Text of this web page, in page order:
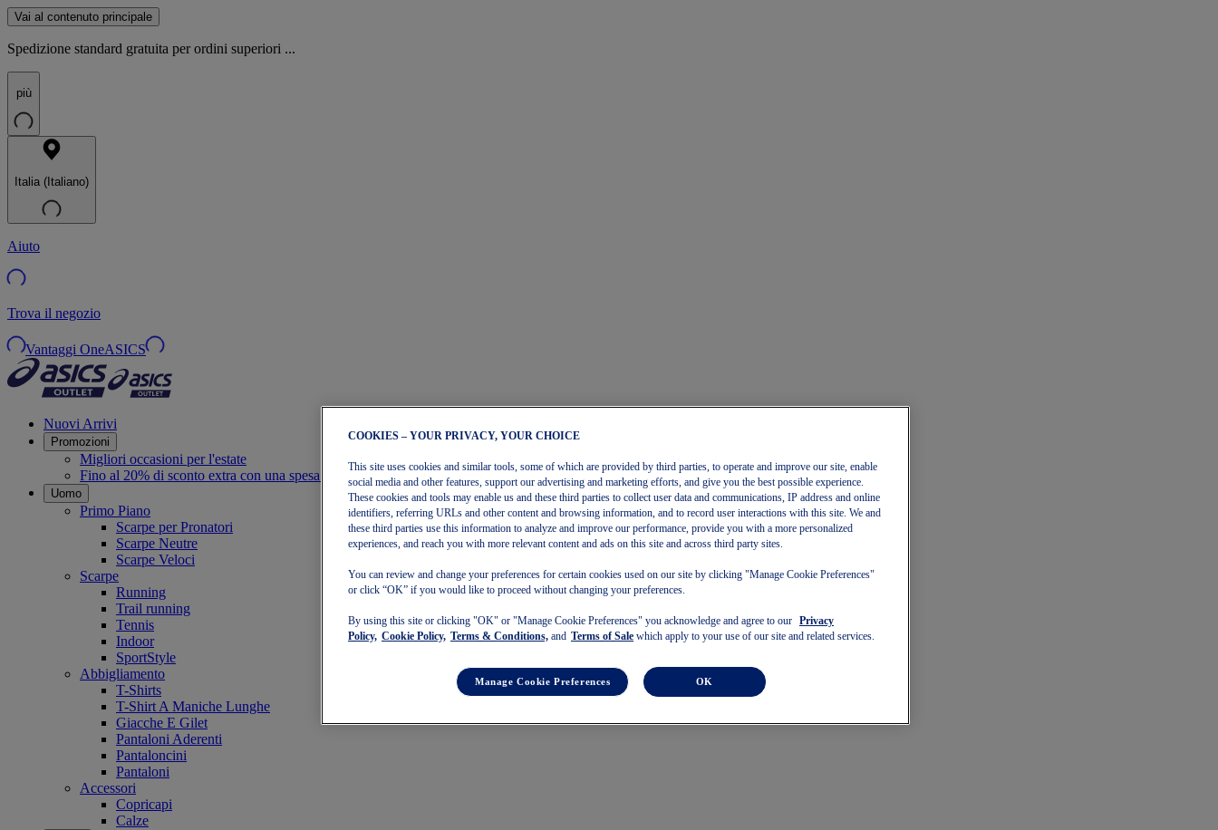
Vai al contenuto principale
Spedizione standard gratuita per ordini superiori ...
più
Italia (Italiano)
Aiuto
Trova il negozio
Vantaggi OneASICS
Nuovi Arrivi
Promozioni
Migliori occasioni per l'estate
Fino al 20% di sconto extra con una spesa minima di 30 €
Uomo
Primo Piano
Scarpe per Pronatori
Scarpe Neutre
Scarpe Veloci
Scarpe
Running
Trail running
Tennis
Indoor
SportStyle
Abbigliamento
T-Shirts
T-Shirt A Maniche Lunghe
Giacche E Gilet
Pantaloni Aderenti
Pantaloncini
Pantaloni
Accessori
Copricapi
Calze
COOKIES – YOUR PRIVACY, YOUR CHOICE
This site uses cookies and similar tools, some of which are provided by third parties, to operate and improve our site, enable
social media and other features, support our advertising and marketing efforts, and give you the best possible experience.
These cookies and tools may enable us and these third parties to collect user data and communications, IP address and online
identifiers, referring URLs and other content and browsing information, and to record user interactions with this site. We and
these third parties use this information to analyze and improve our performance, provide you with a more personalized
experiences, and reach you with more relevant content and ads on this site and across third party sites.
You can review and change your preferences for certain cookies used on our site by clicking "Manage Cookie Preferences"
or click “OK” if you would like to proceed without changing your preferences.
By using this site or clicking "OK" or "Manage Cookie Preferences" you acknowledge and agree to our
Privacy
Policy, Cookie Policy, Terms & Conditions, and Terms of Sale which apply to your use of our site and related services.
Manage Cookie Preferences OK